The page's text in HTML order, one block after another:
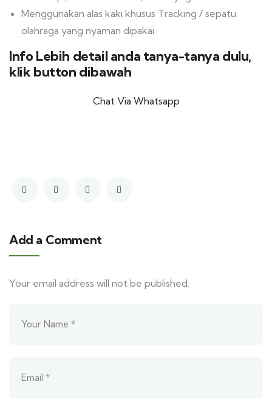
Menggunakan alas kaki khusus Tracking / sepatu
olahraga yang nyaman dipakai
Info Lebih detail anda tanya-tanya dulu,
klik button dibawah
Chat Via Whatsapp
Add a Comment
Your email address will not be published.